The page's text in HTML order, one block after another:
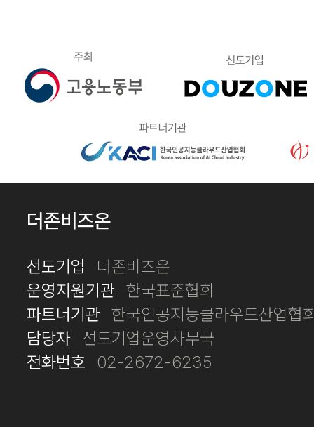
더존비즈온
선도기업
더존비즈온
운영지원기관 한국표준협회
파트너기관 한국인공지능클라우드산업협
담당자 선도기업운영사무국
전화번호
02-2672-6235